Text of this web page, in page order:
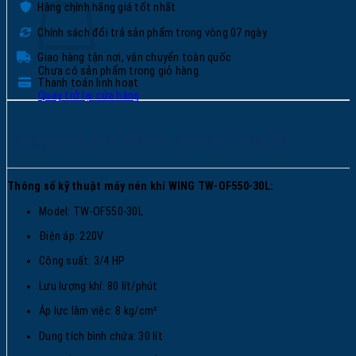
Chưa có sản phẩm trong giỏ hàng.
Quay trở lại cửa hàng
Hàng chính hãng giá tốt nhất
Chính sách đổi trả sản phẩm trong vòng 07 ngày
Giao hàng tận nơi, vận chuyển toàn quốc
Thanh toán linh hoạt
Thông số kỹ thuật máy nén khí WING TW-OF550-30L:
Model: TW-OF550-30L
Điện áp: 220V
Công suất: 3/4 HP
Lưu lượng khí: 80 lít/phút
Áp lực làm việc: 8 kg/cm²
Dung tích bình chứa: 30 lít